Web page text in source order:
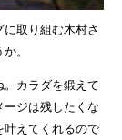
取り組む木村さ
。
。カラダを鍛えて
ージは残したくな
叶えてくれるので